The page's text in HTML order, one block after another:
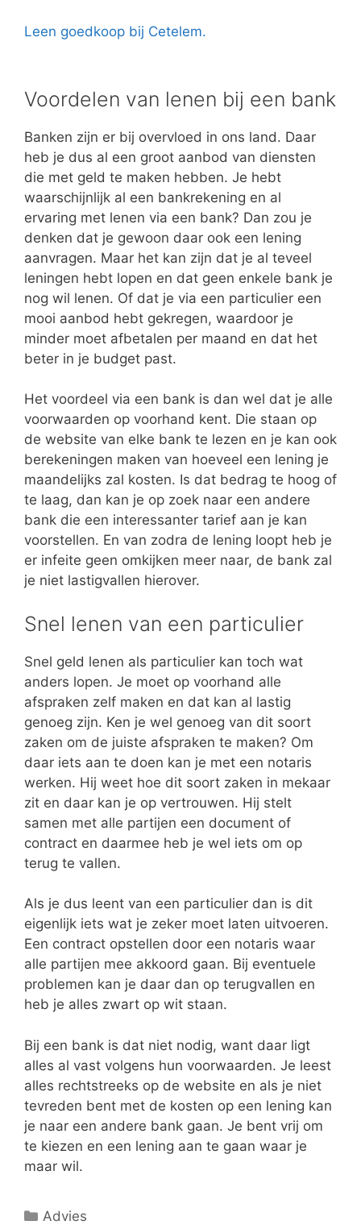
Leen goedkoop bij Cetelem.
Voordelen van lenen bij een bank
Banken zijn er bij overvloed in ons land. Daar
heb je dus al een groot aanbod van diensten
die met geld te maken hebben. Je hebt
waarschijnlijk al een bankrekening en al
ervaring met lenen via een bank? Dan zou je
denken dat je gewoon daar ook een lening
aanvragen. Maar het kan zijn dat je al teveel
leningen hebt lopen en dat geen enkele bank je
nog wil lenen. Of dat je via een particulier een
mooi aanbod hebt gekregen, waardoor je
minder moet afbetalen per maand en dat het
beter in je budget past.
Het voordeel via een bank is dan wel dat je alle
voorwaarden op voorhand kent. Die staan op
de website van elke bank te lezen en je kan ook
berekeningen maken van hoeveel een lening je
maandelijks zal kosten. Is dat bedrag te hoog of
te laag, dan kan je op zoek naar een andere
bank die een interessanter tarief aan je kan
voorstellen. En van zodra de lening loopt heb je
er infeite geen omkijken meer naar, de bank zal
je niet lastigvallen hierover.
Snel lenen van een particulier
Snel geld lenen als particulier kan toch wat
anders lopen. Je moet op voorhand alle
afspraken zelf maken en dat kan al lastig
genoeg zijn. Ken je wel genoeg van dit soort
zaken om de juiste afspraken te maken? Om
daar iets aan te doen kan je met een notaris
werken. Hij weet hoe dit soort zaken in mekaar
zit en daar kan je op vertrouwen. Hij stelt
samen met alle partijen een document of
contract en daarmee heb je wel iets om op
terug te vallen.
Als je dus leent van een particulier dan is dit
eigenlijk iets wat je zeker moet laten uitvoeren.
Een contract opstellen door een notaris waar
alle partijen mee akkoord gaan. Bij eventuele
problemen kan je daar dan op terugvallen en
heb je alles zwart op wit staan.
Bij een bank is dat niet nodig, want daar ligt
alles al vast volgens hun voorwaarden. Je leest
alles rechtstreeks op de website en als je niet
tevreden bent met de kosten op een lening kan
je naar een andere bank gaan. Je bent vrij om
te kiezen en een lening aan te gaan waar je
maar wil.
Categorieën
Advies